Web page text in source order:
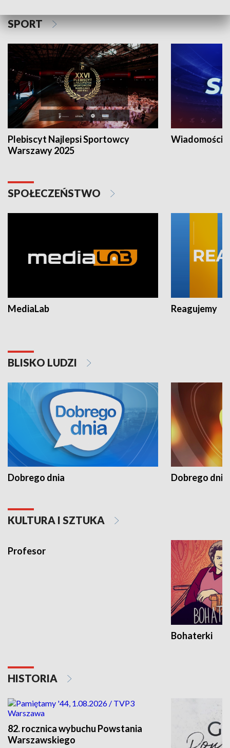
SPORT
Plebiscyt Najlepsi Sportowcy
Warszawy 2025
Wiadomości
SPOŁECZEŃSTWO
MediaLab Reagujemy
BLISKO LUDZI
Dobrego dnia Dobrego dnia
KULTURA I SZTUKA
Profesor
Bohaterki
HISTORIA
82. rocznica wybuchu Powstania
Warszawskiego